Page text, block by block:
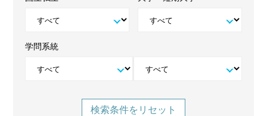
学問系統
検索条件をリセット